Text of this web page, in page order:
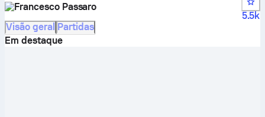
Francesco Passaro
5.5k
Visão geral Partidas
Em destaque